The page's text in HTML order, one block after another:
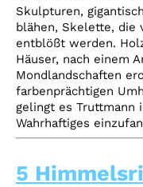
Skulpturen,
blähen, Skelette, die
entblößt werden.
Häuser, nach einem
Mondlandschaften
farbenprächtigen
gelingt es Truttmann
Wahrhaftiges
5